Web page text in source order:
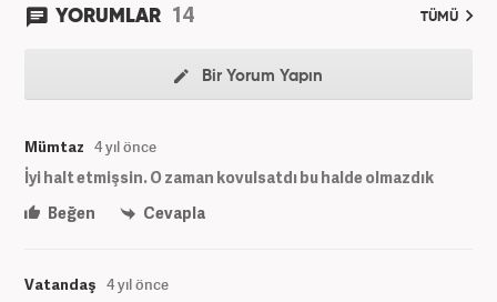
YORUMLAR 14 TÜMÜ
Bir Yorum Yapın
Mümtaz 4 yıl önce
İyi halt etmişsin. O zaman kovulsatdı bu halde olmazdık
Beğen
Cevapla
Vatandaş 4 yıl önce